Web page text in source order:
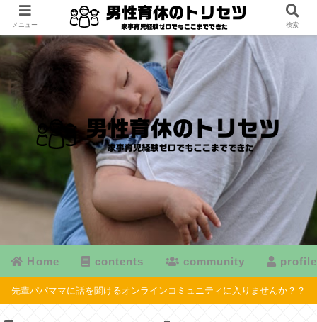
Home contents community profile
先輩パパママに話を聞けるオンラインコミュニティに入りませんか？？
メニュー 検索